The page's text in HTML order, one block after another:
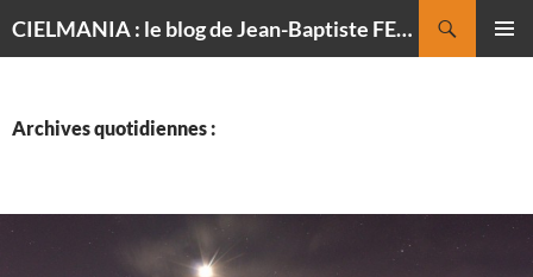
CIELMANIA : le blog de Jean-Baptiste FELDMANN, photographe du ciel
Archives quotidiennes :